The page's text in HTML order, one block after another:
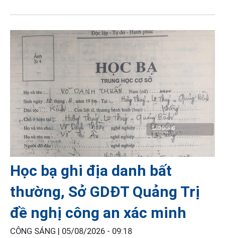
Học bạ ghi địa danh bất
thường, Sở GDĐT Quảng Trị
đề nghị công an xác minh
CÔNG SÁNG | 05/08/2026 - 09:18